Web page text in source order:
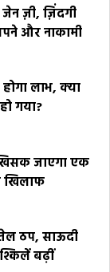
ज़ी, ज़िंदगी
और नाकामी
लाभ, क्या
गया?
जाएगा एक
खिलाफ
ठप, साऊदी
बढ़ीं